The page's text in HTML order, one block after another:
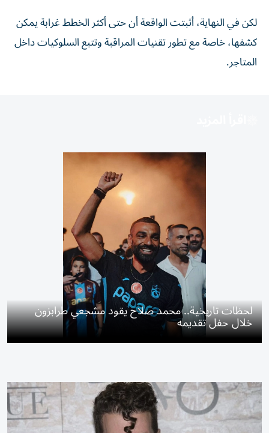
لكن في النهاية، أثبتت الواقعة أن حتى أكثر الخطط غرابة يمكن
كشفها، خاصة مع تطور تقنيات المراقبة وتتبع السلوكيات داخل
المتاجر.
لحظات تاريخية.. محمد صلاح يقود مشجعي طرابزون
خلال حفل تقديمه